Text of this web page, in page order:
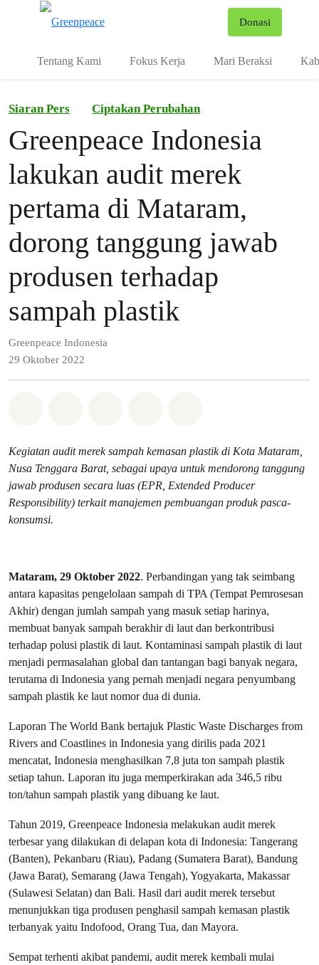
Donasi
Tentang Kami Fokus Kerja Mari Beraksi
Siaran Pers Ciptakan Perubahan
Greenpeace Indonesia
lakukan audit merek
pertama di Mataram,
dorong tanggung jawab
produsen terhadap
sampah plastik
Greenpeace Indonesia
29 Oktober 2022
Kegiatan audit merek sampah kemasan plastik di Kota Mataram,
Nusa Tenggara Barat, sebagai upaya untuk mendorong tanggung
jawab produsen secara luas (EPR, Extended Producer
Responsibility) terkait manajemen pembuangan produk pasca-
konsumsi.
Mataram, 29 Oktober 2022. Perbandingan yang tak seimbang
antara kapasitas pengelolaan sampah di TPA (Tempat Pemrosesan
Akhir) dengan jumlah sampah yang masuk setiap harinya,
membuat banyak sampah berakhir di laut dan berkontribusi
terhadap polusi plastik di laut. Kontaminasi sampah plastik di laut
menjadi permasalahan global dan tantangan bagi banyak negara,
terutama di Indonesia yang pernah menjadi negara penyumbang
sampah plastik ke laut nomor dua di dunia.
Laporan The World Bank bertajuk Plastic Waste Discharges from
Rivers and Coastlines in Indonesia yang dirilis pada 2021
mencatat, Indonesia menghasilkan 7,8 juta ton sampah plastik
setiap tahun. Laporan itu juga memperkirakan ada 346,5 ribu
ton/tahun sampah plastik yang dibuang ke laut.
Tahun 2019, Greenpeace Indonesia melakukan audit merek
terbesar yang dilakukan di delapan kota di Indonesia: Tangerang
(Banten), Pekanbaru (Riau), Padang (Sumatera Barat), Bandung
(Jawa Barat), Semarang (Jawa Tengah), Yogyakarta, Makassar
(Sulawesi Selatan) dan Bali. Hasil dari audit merek tersebut
menunjukkan tiga produsen penghasil sampah kemasan plastik
terbanyak yaitu Indofood, Orang Tua, dan Mayora.
Sempat terhenti akibat pandemi, audit merek kembali mulai